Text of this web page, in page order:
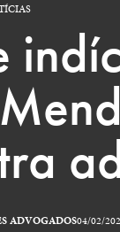
ADVOGADOS04/02/